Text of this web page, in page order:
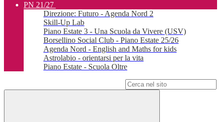
PN 21/27
Direzione: Futuro - Agenda Nord 2
Skill-Up Lab
Piano Estate 3 - Una Scuola da Vivere (USV)
Borsellino Social Club - Piano Estate 25/26
Agenda Nord - English and Maths for kids
Astrolabio - orientarsi per la vita
Piano Estate - Scuola Oltre